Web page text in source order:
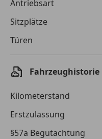
Kreditbetrag
Zu zahlender
Gesamtbetrag
Effektivzinsatz
Sollzinssatz
Monatliche Rate
Antriebsart
Sitzplätze
Türen
Fahrzeughistorie
Kilometerstand
Erstzulassung
§57a Begutachtung